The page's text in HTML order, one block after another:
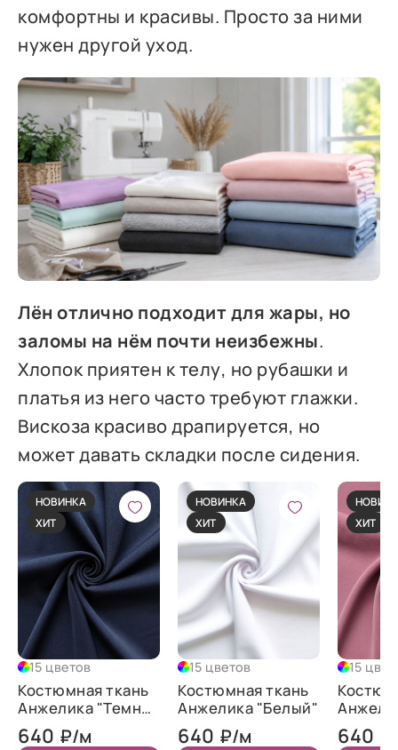
комфортны и красивы. Просто за ними
нужен другой уход.
Лён отлично подходит для жары, но
заломы на нём почти неизбежны.
Хлопок приятен к телу, но рубашки и
платья из него часто требуют глажки.
Вискоза красиво драпируется, но
может давать складки после сидения.
НОВИНКА
ХИТ
15 цветов
Костюмная ткань
Анжелика "Темно-
синий"
640 ₽/м
НОВИНКА
ХИТ
15 цветов
Костюмная ткань
Анжелика "Белый"
640 ₽/м
ХИТ
15
640